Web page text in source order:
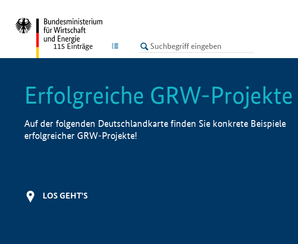
LISTE
115 Einträge
Erfolgreiche GRW-Projekte
Auf der folgenden Deutschlandkarte finden Sie konkrete Beispiele
erfolgreicher GRW-Projekte!
LOS GEHT'S